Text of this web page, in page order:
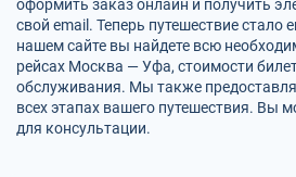
оформить заказ онлайн и получить
свой email. Теперь путешествие
нашем сайте вы найдете всю
рейсах Москва — Уфа, стоимости
обслуживания. Мы также
всех этапах вашего путешествия. Вы
для консультации.